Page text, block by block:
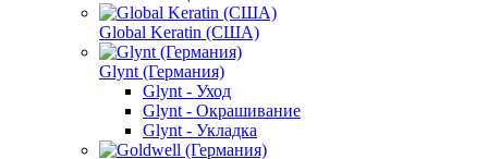
Global Keratin (США)
Glynt (Германия)
Glynt - Уход
Glynt - Окрашивание
Glynt - Укладка